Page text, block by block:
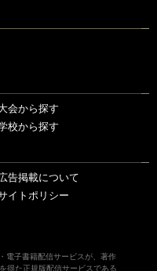
会から探す
校から探す
告掲載について
イトポリシー
電子書籍配信サービスが、著作
得た正規版配信サービスである